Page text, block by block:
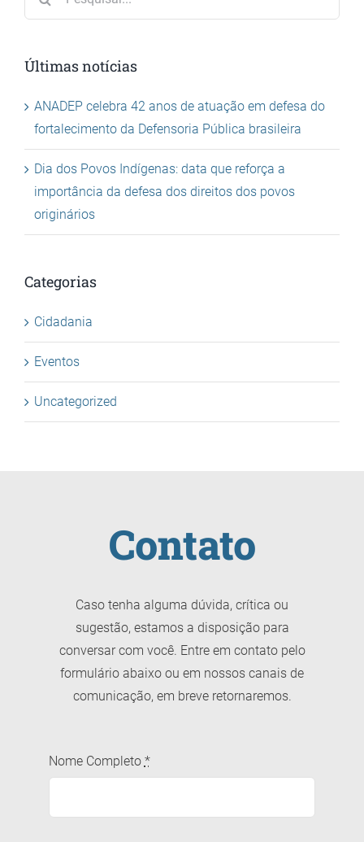
Últimas notícias
ANADEP celebra 42 anos de atuação em defesa do
fortalecimento da Defensoria Pública brasileira
Dia dos Povos Indígenas: data que reforça a
importância da defesa dos direitos dos povos
originários
Categorias
Cidadania
Eventos
Uncategorized
Contato
Caso tenha alguma dúvida, crítica ou
sugestão, estamos a disposição para
conversar com você. Entre em contato pelo
formulário abaixo ou em nossos canais de
comunicação, em breve retornaremos.
Nome Completo *